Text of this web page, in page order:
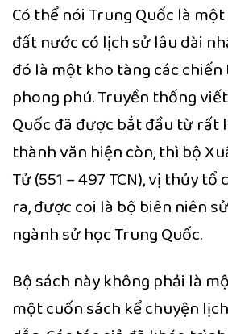
Có thể nói Trung Quốc là
đất nước có lịch sử lâu dài
đó là một kho tàng các
phong phú. Truyền thống
Quốc đã được bắt đầu từ rất
thành văn hiện còn, thì bộ
Tử (551 – 497 TCN), vị thủy
ra, được coi là bộ biên niên
ngành sử học Trung Quốc.
Bộ sách này không phải là
một cuốn sách kể chuyện